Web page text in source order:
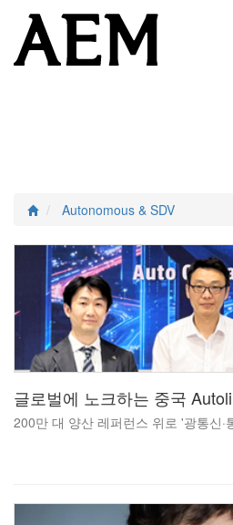
Autonomous & SDV
글로벌에 노크하는 중국
200만 대 양산 레퍼런스 위로 '광통신·